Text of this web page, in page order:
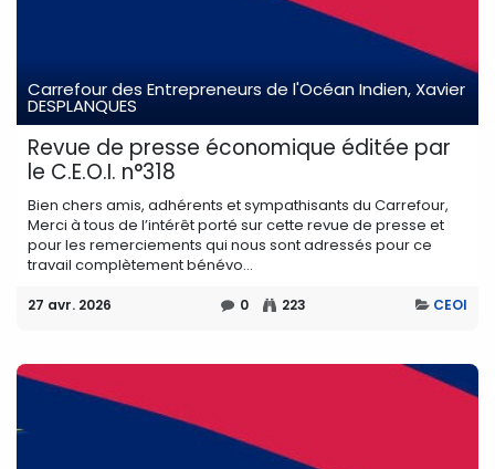
Carrefour des Entrepreneurs de l'Océan Indien, Xavier
DESPLANQUES
Revue de presse économique éditée par
le C.E.O.I. n°318
Bien chers amis, adhérents et sympathisants du Carrefour,
Merci à tous de l’intérêt porté sur cette revue de presse et
pour les remerciements qui nous sont adressés pour ce
travail complètement bénévo...
27 avr. 2026 0 223 CEOI